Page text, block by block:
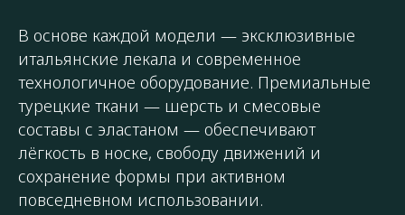
В основе каждой модели — эксклюзивные
итальянские лекала и современное
технологичное оборудование. Премиальные
турецкие ткани — шерсть и смесовые
составы с эластаном — обеспечивают
лёгкость в носке, свободу движений и
сохранение формы при активном
повседневном использовании.